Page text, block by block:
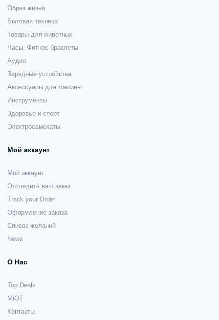
Образ жизни
Бытовая техника
Товары для животных
Часы, Фитнес-браслеты
Аудио
Зарядные устройства
Аксессуары для машины
Инструменты
Здоровье и спорт
Электросамокаты
Мой аккаунт
Мой аккаунт
Отследить ваш заказ
Track your Order
Оформление заказа
Список желаний
News
О Нас
Top Deals
MiOT
Контакты